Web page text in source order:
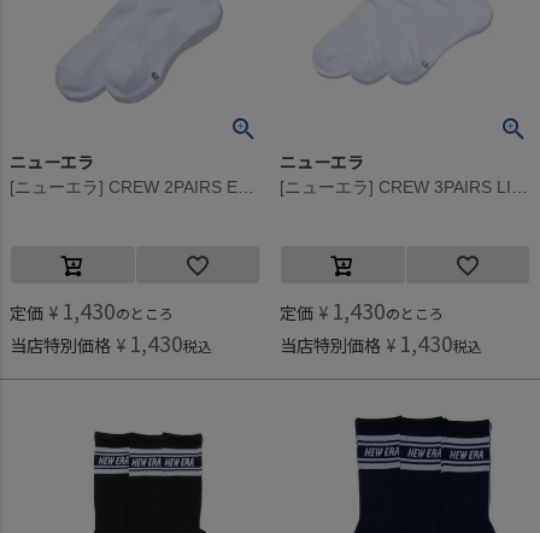
ニューエラ
[ニューエラ] CREW 2PAIRS EMB SOCKS(BK×WH) ブルー×ブラック
定価 ¥ 1,430のところ
当店特別価格 ¥ 1,430税込
ニューエラ
[ニューエラ] CREW 3PAIRS LINE SOCKS(WHI) ホワイト
定価 ¥ 1,430のところ
当店特別価格 ¥ 1,430税込